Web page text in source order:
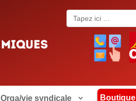
Search
for:
Orga/vie syndicale Boutique